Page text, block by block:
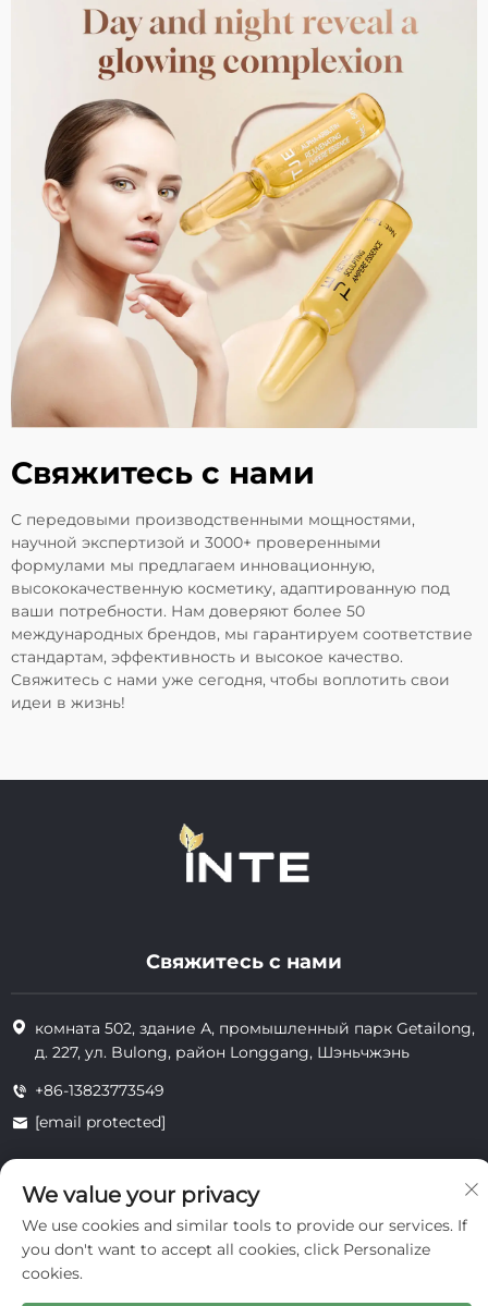
Свяжитесь с нами
С передовыми производственными мощностями,
научной экспертизой и 3000+ проверенными
формулами мы предлагаем инновационную,
высококачественную косметику, адаптированную под
ваши потребности. Нам доверяют более 50
международных брендов, мы гарантируем соответствие
стандартам, эффективность и высокое качество.
Свяжитесь с нами уже сегодня, чтобы воплотить свои
идеи в жизнь!
Свяжитесь с нами
комната 502, здание А, промышленный парк Getailong,
д. 227, ул. Bulong, район Longgang, Шэньчжэнь
+86-13823773549
[email protected]
Все права защищены © 2025 Inte Cosmetics (Shenzhen) Co., Ltd.
конфиденциальность
We value your privacy
We use cookies and similar tools to provide our services. If
you don't want to accept all cookies, click Personalize
cookies.